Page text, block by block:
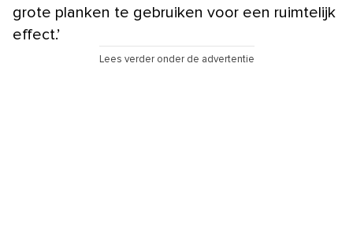
grote planken te gebruiken voor een ruimtelijk
effect.’
Lees verder onder de advertentie